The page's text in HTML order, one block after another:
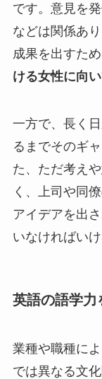
です。意見を
などは関係あ
成果を出すた
ける女性に向
一方で、長く
るまでそのギ
た、ただ考え
く、上司や同
アイデアを出
いなければい
英語の語学力
業種や職種に
では異なる文